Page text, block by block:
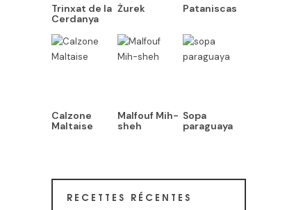
Trinxat de la
Cerdanya
Żurek Pataniscas
Calzone
Maltaise
Malfouf Mih-
sheh
Sopa
paraguaya
RECETTES RÉCENTES